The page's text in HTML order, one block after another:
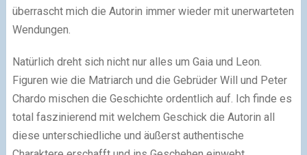
überrascht mich die Autorin immer wieder mit unerwarteten
Wendungen.
Natürlich dreht sich nicht nur alles um Gaia und Leon.
Figuren wie die Matriarch und die Gebrüder Will und Peter
Chardo mischen die Geschichte ordentlich auf. Ich finde es
total faszinierend mit welchem Geschick die Autorin all
diese unterschiedliche und äußerst authentische